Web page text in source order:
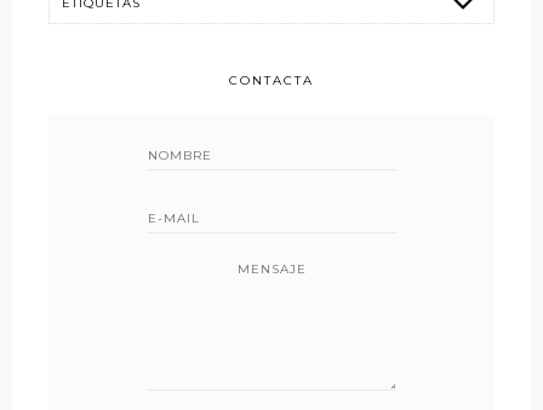
CONTACTA
MENSAJE